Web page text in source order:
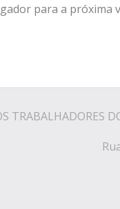
para a próxima